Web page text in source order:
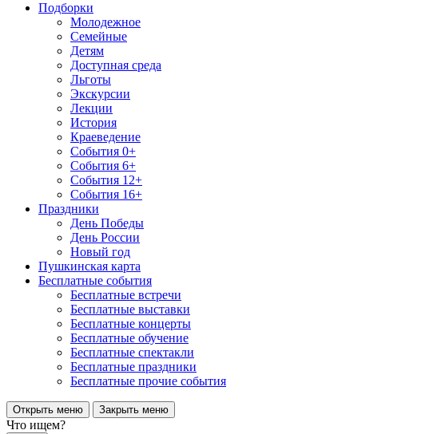
Подборки
Молодежное
Семейные
Детям
Доступная среда
Льготы
Экскурсии
Лекции
История
Краеведение
События 0+
События 6+
События 12+
События 16+
Праздники
День Победы
День России
Новый год
Пушкинская карта
Бесплатные события
Бесплатные встречи
Бесплатные выставки
Бесплатные концерты
Бесплатные обучение
Бесплатные спектакли
Бесплатные праздники
Бесплатные прочие события
Открыть меню Закрыть меню
Что ищем?